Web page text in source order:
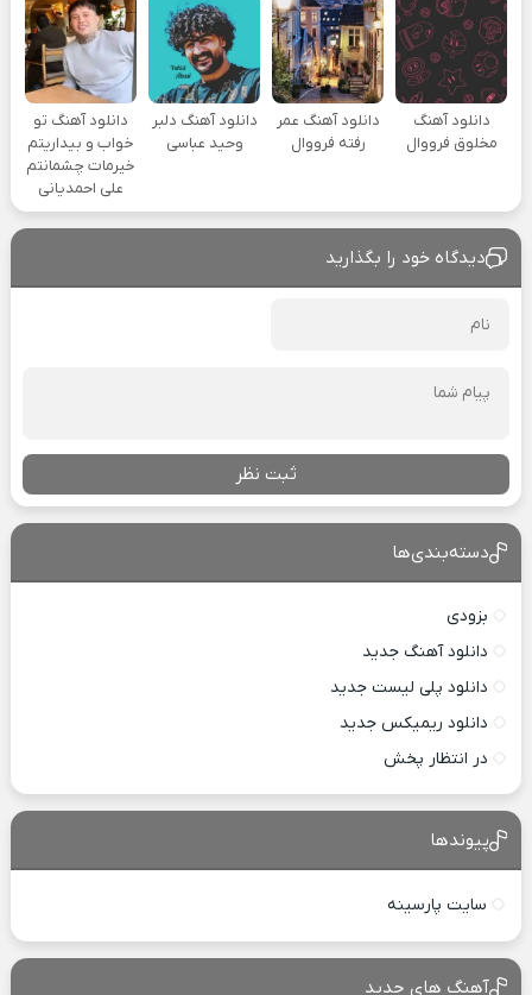
دانلود آهنگ
مخلوق فرووال
دانلود آهنگ عمر
رفته فرووال
دانلود آهنگ دلبر
وحید عباسی
دانلود آهنگ تو
خواب و بیداریتم
خیرمات چشمانتم
علی احمدیانی
دیدگاه خود را بگذارید
ثبت نظر
دسته‌بندی‌ها
بزودی
دانلود آهنگ جدید
دانلود پلی لیست جدید
دانلود ریمیکس جدید
در انتظار پخش
پیوندها
سایت پارسینه
آهنگ های جدید